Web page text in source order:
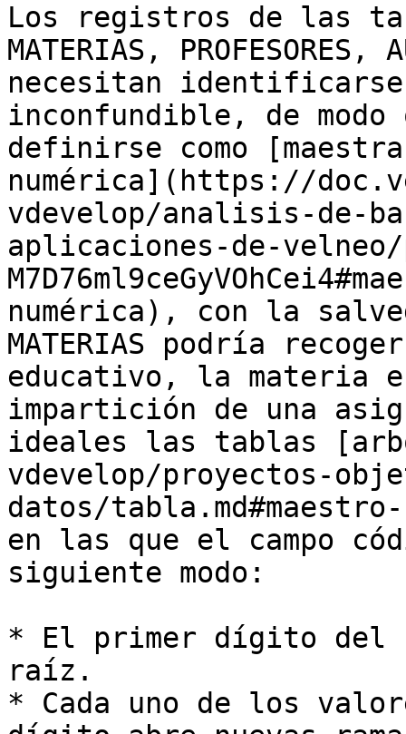
Los registros de las
MATERIAS, PROFESORES,
necesitan identificarse
inconfundible, de
definirse como
numérica](https://
vdevelop/analisis-de-
aplicaciones-de-
numérica), con la
MATERIAS podría
educativo, la materia
impartición de una
ideales las tablas
vdevelop/proyectos-
datos/
en las que el campo
siguiente modo:
* El primer dígito del
raíz.
* Cada uno de los